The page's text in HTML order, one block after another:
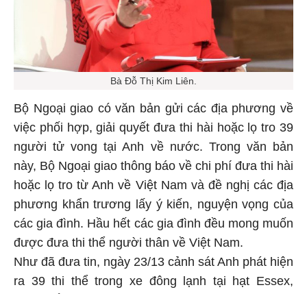
Bà Đỗ Thị Kim Liên.
Bộ Ngoại giao có văn bản gửi các địa phương về
việc phối hợp, giải quyết đưa thi hài hoặc lọ tro 39
người tử vong tại Anh về nước. Trong văn bản
này, Bộ Ngoại giao thông báo về chi phí đưa thi hài
hoặc lọ tro từ Anh về Việt Nam và đề nghị các địa
phương khẩn trương lấy ý kiến, nguyện vọng của
các gia đình. Hầu hết các gia đình đều mong muốn
được đưa thi thể người thân về Việt Nam.
Như đã đưa tin, ngày 23/13 cảnh sát Anh phát hiện
ra 39 thi thể trong xe đông lạnh tại hạt Essex,